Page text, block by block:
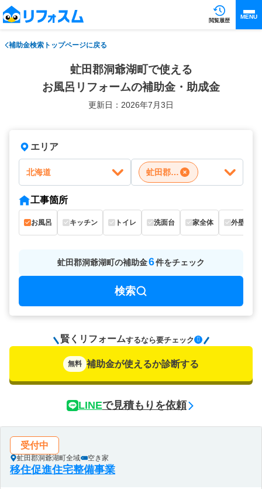
閲覧履歴
MENU
補助金検索トップページに戻る
虻田郡洞爺湖町で使える
お風呂リフォームの補助金・助成金
更新日：2026年7月3日
エリア
北海道 虻田郡洞爺湖町
工事箇所
お風呂 キッチン トイレ 洗面台 家全体 外壁
虻田郡洞爺湖町の補助金6件をチェック
検索
賢くリフォームするなら要チェック
無料 補助金が使えるか診断する
LINEで見積もりを依頼
受付中
虻田郡洞爺湖町全域 空き家
移住促進住宅整備事業